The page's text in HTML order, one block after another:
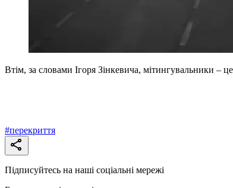
Втім, за словами Ігоря Зінкевича, мітингувальники –
#перекриття
Підписуйтесь на наші соціальні мережі